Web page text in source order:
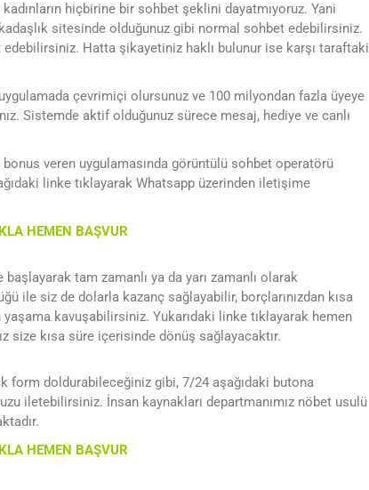
hiçbirine bir sohbet şeklini dayatmıyoruz. Yani
sitesinde olduğunuz gibi normal sohbet edebilirsiniz.
Hatta şikayetiniz haklı bulunur ise karşı taraftaki
çevrimiçi olursunuz ve 100 milyondan fazla üyeye
Sistemde aktif olduğunuz sürece mesaj, hediye ve canlı
bonus veren uygulamasında görüntülü sohbet operatörü
linke tıklayarak Whatsapp üzerinden iletişime
HEMEN BAŞVUR
tam zamanlı ya da yarı zamanlı olarak
ile siz de dolarla kazanç sağlayabilir, borçlarınızdan kısa
kavuşabilirsiniz. Yukarıdaki linke tıklayarak hemen
size kısa süre içerisinde dönüş sağlayacaktır.
form doldurabileceğiniz gibi, 7/24 aşağıdaki butona
iletebilirsiniz. İnsan kaynakları departmanımız nöbet usulü
HEMEN BAŞVUR